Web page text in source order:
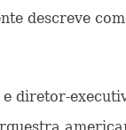
descreve
diretor-